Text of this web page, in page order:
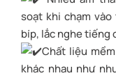
soạt khi chạm
bíp, lắc nghe tiếng
Chất liệu
khác nhau như